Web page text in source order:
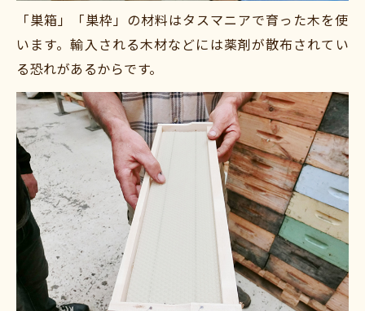
「巣箱」「巣枠」の材料はタスマニアで育った木を使
います。輸入される木材などには薬剤が散布されてい
る恐れがあるからです。